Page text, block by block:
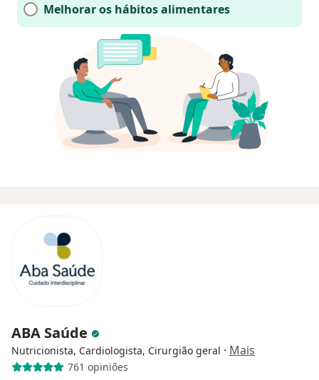
Melhorar os hábitos alimentares
ABA Saúde
Nutricionista, Cardiologista, Cirurgião geral · Mais
761 opiniões